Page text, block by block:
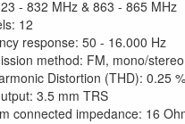
- 832 MHz & 863 - 865 MHz
12
response: 50 - 16.000 Hz
method: FM, mono/stereo
Distortion (THD): 0.25 %
3.5 mm TRS
connected impedance: 16